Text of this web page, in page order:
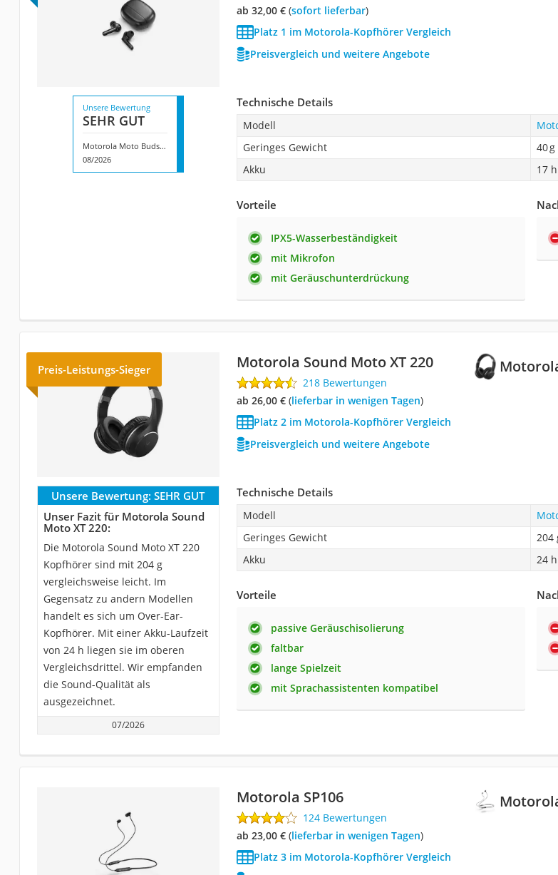
ab 32,00 €( Sofort lieferbar)
Platz 1 im Motorola-Kopfhörer Vergleich
Preisvergleich und weitere Angebote
Unsere Bewertung
SEHR GUT
Motorola Moto Buds 125
08/2026
Technische Details
Modell
Geringes Gewicht
40 g
Akku
17 h
Vorteile
IPX5-Wasserbeständigkeit
mit Mikrofon
mit Geräuschunterdrückung
Preis-Leistungs-Sieger Motorola Sound Moto XT 220
218 Bewertungen
ab 26,00 €( Lieferbar in wenigen Tagen)
Platz 2 im Motorola-Kopfhörer Vergleich
Preisvergleich und weitere Angebote
Unsere Bewertung: SEHR GUT
Unser Fazit für Motorola Sound
Moto XT 220:
Die Motorola Sound Moto XT 220
Kopfhörer sind mit 204 g
vergleichsweise leicht. Im
Gegensatz zu andern Modellen
handelt es sich um Over-Ear-
Kopfhörer. Mit einer Akku-Laufzeit
von 24 h liegen sie im oberen
Vergleichsdrittel. Wir empfanden
die Sound-Qualität als
ausgezeichnet.
07/2026
Technische Details
Modell
Geringes Gewicht
204
Akku
24 h
Vorteile
passive Geräuschisolierung
faltbar
lange Spielzeit
mit Sprachassistenten kompatibel
Motorola SP106
124 Bewertungen
ab 23,00 €( Lieferbar in wenigen Tagen)
Platz 3 im Motorola-Kopfhörer Vergleich